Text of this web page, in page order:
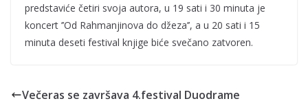
predstaviće četiri svoja autora, u 19 sati i 30 minuta je
koncert ’’Od Rahmanjinova do džeza’’, a u 20 sati i 15
minuta deseti festival knjige biće svečano zatvoren.
Večeras se završava 4.festival Duodrame